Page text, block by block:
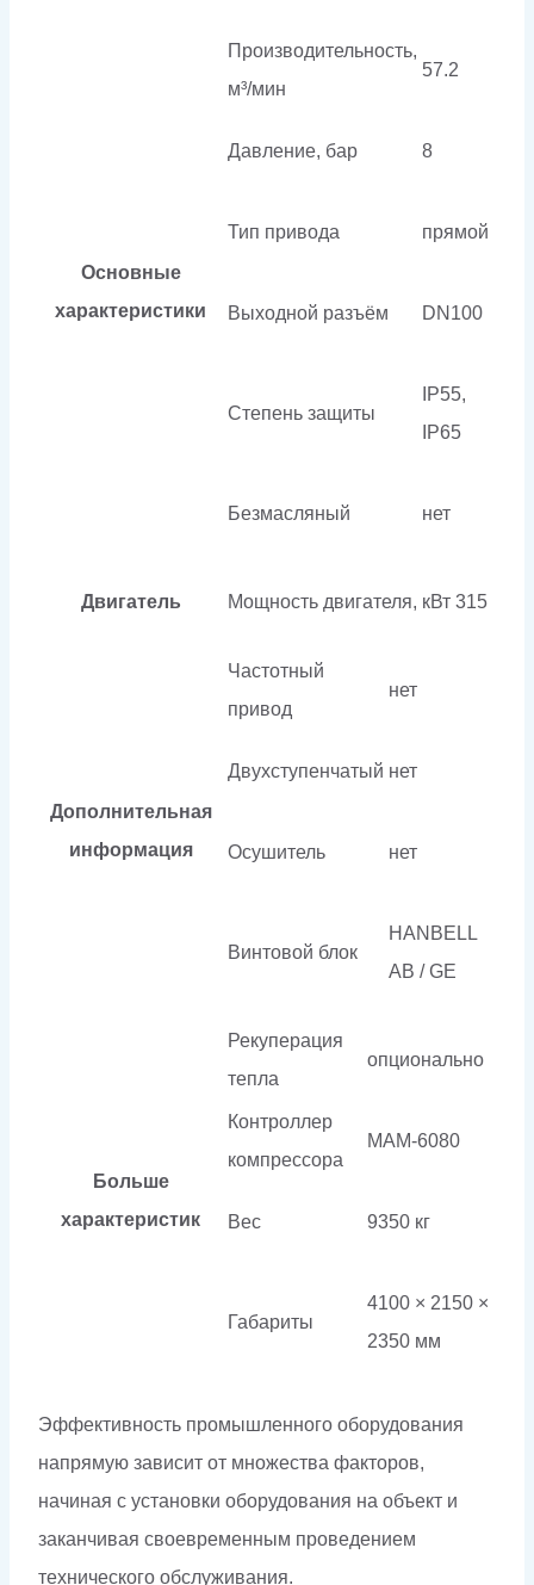
Основные
характеристики
Производительность,
м³/мин
57.2
Давление, бар 8
Тип привода прямой
Выходной разъём DN100
Степень защиты
IP55,
IP65
Безмасляный нет
Двигатель Мощность двигателя, кВт 315
Дополнительная
информация
Частотный
привод
нет
Двухступенчатый нет
Осушитель нет
Винтовой блок
HANBELL
AB / GE
Больше
характеристик
Рекуперация
тепла
опционально
Контроллер
компрессора
МАМ-6080
Вес 9350 кг
Габариты
4100 × 2150 ×
2350 мм
Эффективность промышленного оборудования
напрямую зависит от множества факторов,
начиная с установки оборудования на объект и
заканчивая своевременным проведением
технического обслуживания.